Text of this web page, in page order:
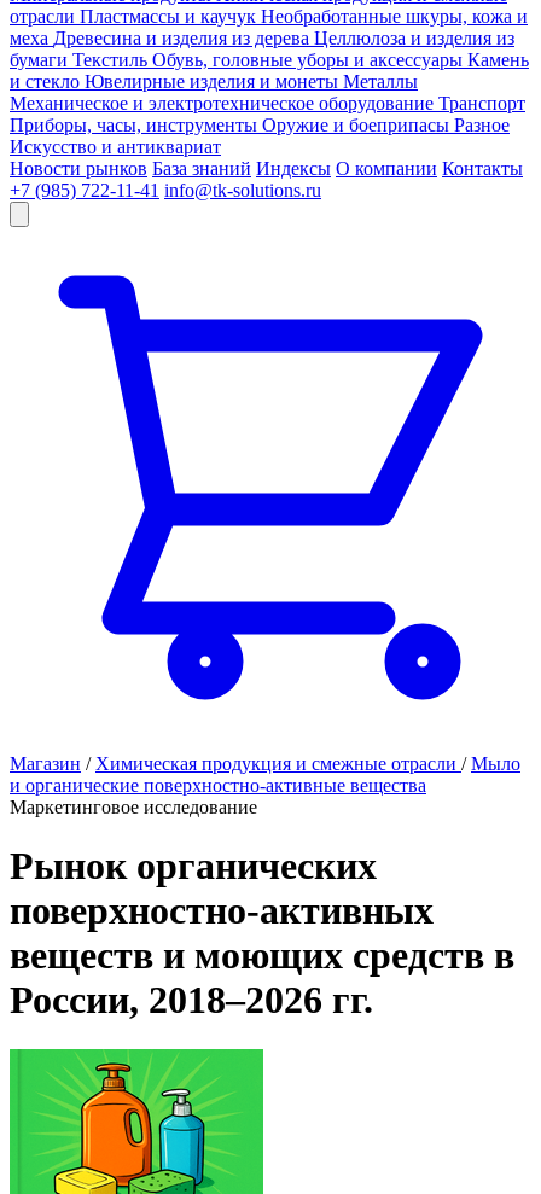
отрасли Пластмассы и каучук Необработанные шкуры, кожа и
меха Древесина и изделия из дерева Целлюлоза и изделия из
бумаги Текстиль Обувь, головные уборы и аксессуары Камень
и стекло Ювелирные изделия и монеты Металлы
Механическое и электротехническое оборудование Транспорт
Приборы, часы, инструменты Оружие и боеприпасы Разное
Искусство и антиквариат
Новости рынков База знаний Индексы О компании Контакты
+7 (985) 722-11-41 info@tk-solutions.ru
Магазин / Химическая продукция и смежные отрасли / Мыло
и органические поверхностно-активные вещества
Маркетинговое исследование
Рынок органических
поверхностно-активных
веществ и моющих средств в
России, 2018–2026 гг.